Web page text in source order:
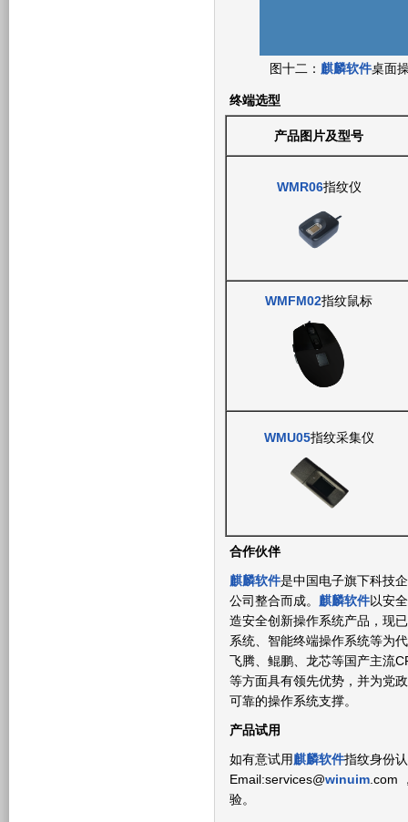
图十二： 麒麟软件桌面
终端选型
产品图片及型号
WMR06指纹仪
WMFM02指纹鼠标
WMU05指纹采集仪
合作伙伴
麒麟软件是中国电子旗下科技
公司整合而成。 麒麟软件以安
造安全创新操作系统产品，现
系统、智能终端操作系统等为
飞腾、鲲鹏、龙芯等国产主流
等方面具有领先优势，并为党
可靠的操作系统支撑。
产品试用
如有意试用麒麟软件指纹身份
Email:services@winuim .com
验。